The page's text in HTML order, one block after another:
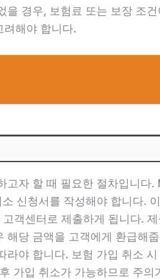
경우, 보험료 또는 보장 조
려해야 합니다.
자 할 때 필요한 절차입니다
신청서를 작성해야 합니다.
객센터로 제출하게 됩니다.
당 금액을 고객에게 환급해
야 합니다. 보험 가입 취소
가입 취소가 가능하므로 주